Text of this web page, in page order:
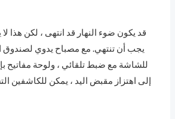
قد يكون ضوء النهار قد انتهى ، لكن هذا
يجب أن تنتهي. مع مصباح يدوي لصندوق
للشاشة مع ضبط تلقائي ، ولوحة مفاتيح
إلى اهتزاز مقبض اليد ، يمكن للكاشفين